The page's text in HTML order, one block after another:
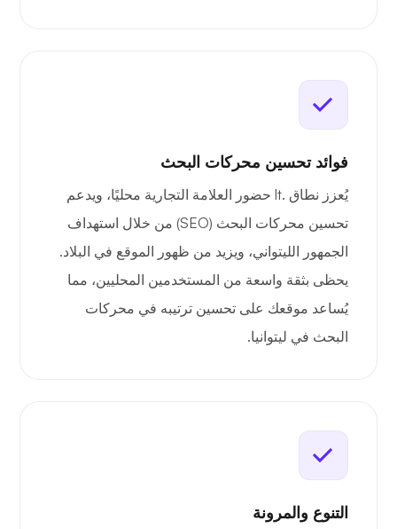
فوائد تحسين محركات البحث
يُعزز نطاق .lt حضور العلامة التجارية محليًا، ويدعم
تحسين محركات البحث (SEO) من خلال استهداف
الجمهور الليتواني، ويزيد من ظهور الموقع في البلاد.
يحظى بثقة واسعة من المستخدمين المحليين، مما
يُساعد موقعك على تحسين ترتيبه في محركات
البحث في ليتوانيا.
التنوع والمرونة